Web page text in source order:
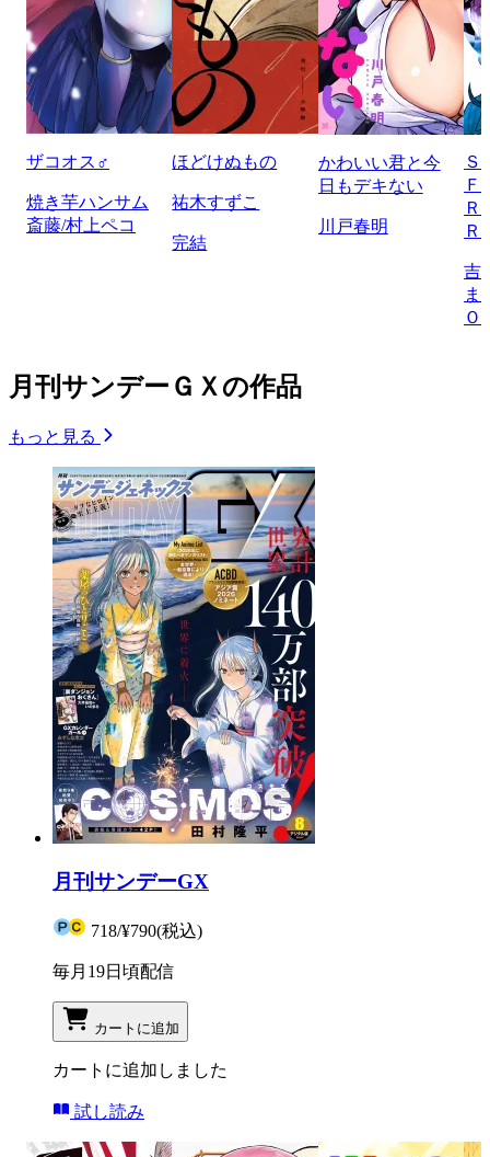
ザコオス♂
焼き芋ハンサム
斎藤/村上ペコ
ほどけぬもの
祐木すずこ
完結
かわいい君と今
日もデキない
川戸春明
Ｆ
Ｒ
吉
ま
Ｏ
月刊サンデーＧＸの作品
もっと見る
月刊サンデーGX
718/¥790(税込)
毎月19日頃配信
カートに追加
カートに追加しました
試し読み